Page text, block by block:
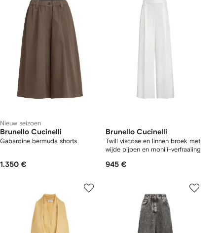
Nieuw seizoen
Brunello Cucinelli
Gabardine bermuda shorts
1.350 €
Brunello Cucinelli
Twill viscose en linnen broek met
wijde pijpen en monili-verfraaiing
945 €